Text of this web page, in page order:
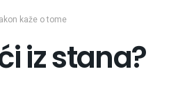
kaže o tome
iz stana?